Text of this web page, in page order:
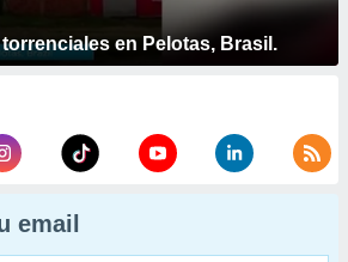
en Pelotas, Brasil.
email